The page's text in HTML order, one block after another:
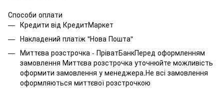
Способи оплати
Кредити від КредитМаркет
Накладений платіж "Нова Пошта"
Миттєва розстрочка - ПріватБанкПеред оформленням
замовлення Миттєва розстрочка уточнюйте можливість
оформити замовлення у менеджера.Не всі замовлення
оформляються миттєвої розстрочкою